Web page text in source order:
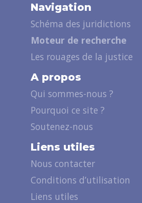
Navigation
Schéma des juridictions
Moteur de recherche
Les rouages de la justice
A propos
Qui sommes-nous ?
Pourquoi ce site ?
Soutenez-nous
Liens utiles
Nous contacter
Conditions d’utilisation
Liens utiles